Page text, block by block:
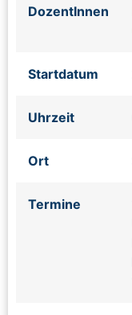
DozentInnen
Startdatum
Uhrzeit
Ort
Termine